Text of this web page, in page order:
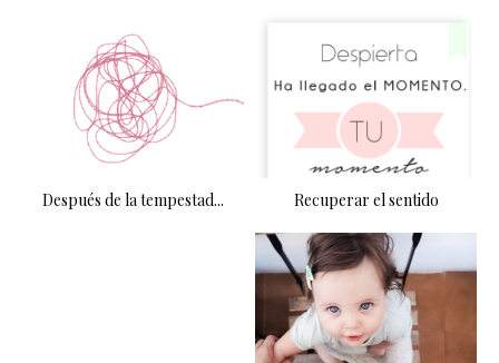
Después de la tempestad... Recuperar el sentido